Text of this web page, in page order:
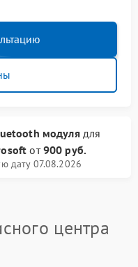
модулядля
от900 руб.
дату 07.08.2026
центра